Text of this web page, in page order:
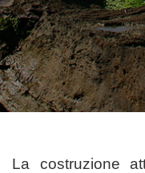
La costruzione